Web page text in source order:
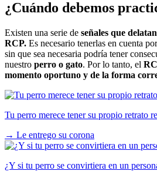
¿Cuándo debemos
Existen una serie de señales que
RCP. Es necesario tenerlas en cuenta
sin que sea necesaria podría tener
nuestro perro o gato. Por lo tanto, el
momento oportuno y de la forma
Tu perro merece tener su propio retrato
→ Le entrego su corona
¿Y si tu perro se convirtiera en un